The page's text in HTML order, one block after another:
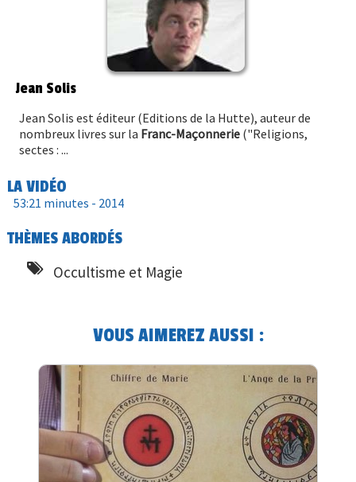
Jean Solis
Jean Solis est éditeur (Editions de la Hutte), auteur de
nombreux livres sur la Franc-Maçonnerie ("Religions,
sectes : ...
LA VIDÉO
53:21 minutes - 2014
THÈMES ABORDÉS
Occultisme et Magie
VOUS AIMEREZ AUSSI :